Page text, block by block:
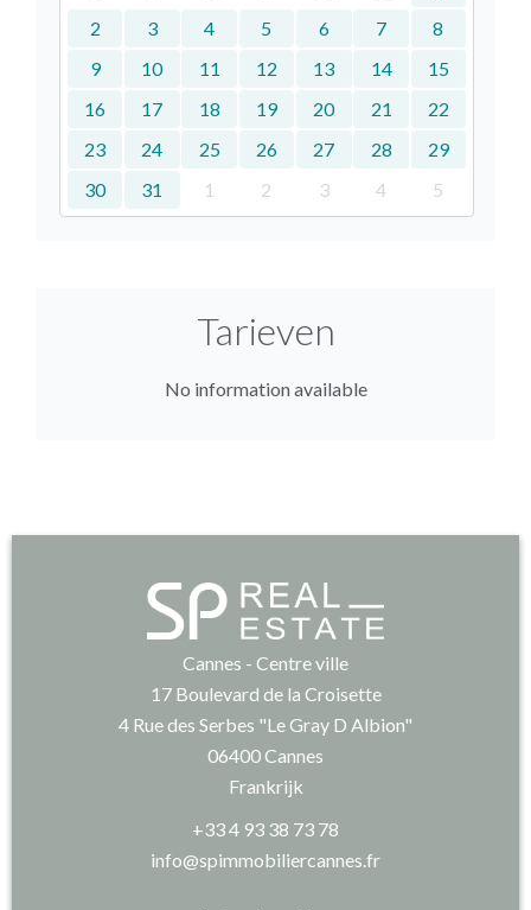
2
3 4 5 6 7
8
9
10 11 12 13 14
15
16
17 18 19 20 21
22
23
24 25 26 27 28
29
30
31 1 2 3 4 5
Tarieven
No information available
Cannes - Centre ville
17 Boulevard de la Croisette
4 Rue des Serbes "Le Gray D Albion"
06400Cannes
Frankrijk
+33 4 93 38 73 78
info@spimmobiliercannes.fr